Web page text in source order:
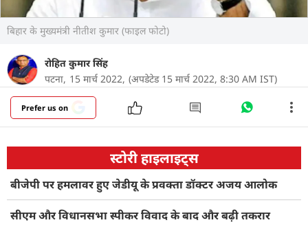
बिहार के मुख्यमंत्री नीतीश कुमार (फाइल फोटो)
रोहित कुमार सिंह
पटना, 15 मार्च 2022, (अपडेटेड 15 मार्च 2022, 8:30 AM IST)
Prefer us on
स्टोरी हाइलाइट्स
बीजेपी पर हमलावर हुए जेडीयू के प्रवक्ता डॉक्टर अजय आलोक
सीएम और विधानसभा स्पीकर विवाद के बाद और बढ़ी तकरार